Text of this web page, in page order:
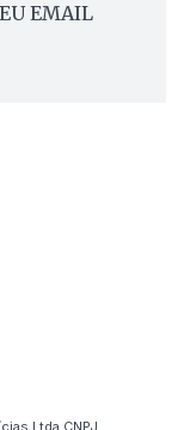
EMAIL
Ltda CNPJ